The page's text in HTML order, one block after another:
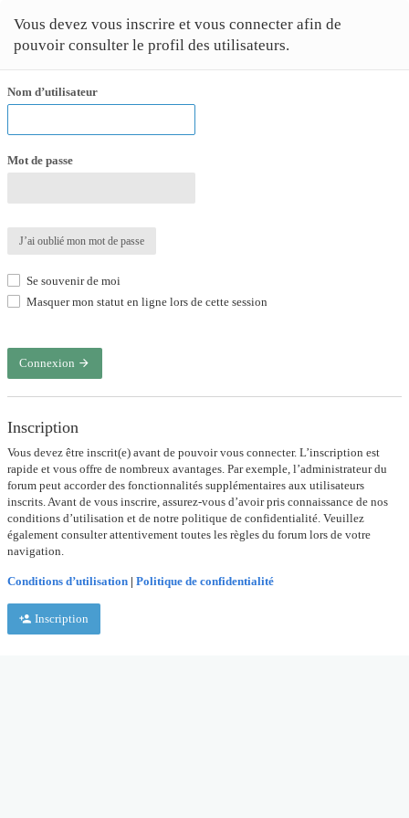
Vous devez vous inscrire et vous connecter afin de
pouvoir consulter le profil des utilisateurs.
Nom d’utilisateur
Mot de passe
J’ai oublié mon mot de passe
Se souvenir de moi
Masquer mon statut en ligne lors de cette session
Connexion
Inscription
Vous devez être inscrit(e) avant de pouvoir vous connecter. L’inscription est
rapide et vous offre de nombreux avantages. Par exemple, l’administrateur du
forum peut accorder des fonctionnalités supplémentaires aux utilisateurs
inscrits. Avant de vous inscrire, assurez-vous d’avoir pris connaissance de nos
conditions d’utilisation et de notre politique de confidentialité. Veuillez
également consulter attentivement toutes les règles du forum lors de votre
navigation.
Conditions d’utilisation | Politique de confidentialité
Inscription